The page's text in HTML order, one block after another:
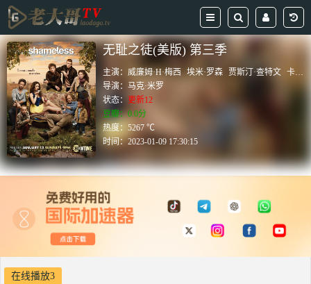
无耻之徒(美版) 第三季
主演：威廉姆·H·梅西 埃米·罗森 贾斯汀·查特文 卡梅隆·莫纳汉
导演：马克·米罗
状态： 更新12
豆瓣：0.0分
热度：5267 ℃
时间：2023-01-09 17:30:15
在线播放3